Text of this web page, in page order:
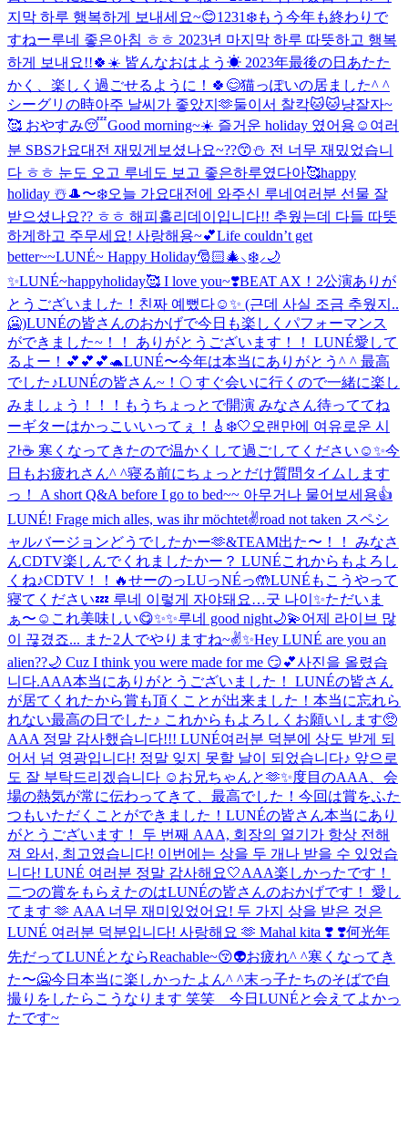
지막 하루 행복하게 보내세요~😊1231❄️もう今年も終わりで
すねー루네 좋은아침 ㅎㅎ 2023년 마지막 하루 따뜻하고 행복
하게 보내요!!🍀☀️ 皆んなおはよう☀ 2023年最後の日あたた
かく、楽しく過ごせるように！🍀😊猫っぽいの居ました^ ^
シーグリの時아주 날씨가 좋았지🫶둘이서 찰칵🐱🐱냥잘자~
🥰 おやすみ😴Good morning~☀️ 즐거운 holiday 였어용☺️ 여러
분 SBS가요대전 재밌게보셨나요~??😙⛄️ 전 너무 재밌었습니
다 ㅎㅎ 눈도 오고 루네도 보고 좋은하루였다아🥰happy
holiday ☃️🎩〜❄️오늘 가요대전에 와주신 루네여러분 선물 잘
받으셨나요?? ㅎㅎ 해피홀리데이입니다!! 추웠는데 다들 따뜻
하게하고 주무세요! 사랑해용~💕Life couldn’t get
better~~LUNÉ~ Happy Holiday🎅🏻🎄⸜❄️⸝🌙
✨LUNÉ~happyholiday🥰 I love you~❣️BEAT AX！2公演ありが
とうございました！ 친짜 예뻤다☺️✨ (근데 사실 조금 추웠지..
🥶)LUNÉの皆さんのおかげで今日も楽しくパフォーマンス
ができました~！！ ありがとうございます！！ LUNÉ愛して
るよー！💕💕💕🐢LUNÉ〜今年は本当にありがとう^ ^ 最高
でした♪LUNÉの皆さん~！🌕 すぐ会いに行くので一緒に楽し
みましょう！！！ もうちょっとで開演 みなさん待っててね
ーギターはかっこいいってぇ！🎸 ❄️🤍 오랜만에 여유로운 시
간☕️ 寒くなってきたので温かくして過ごしてください☺️✨今
日もお疲れさん^ ^寝る前にちょっとだけ質問タイムします
っ！ A short Q&A before I go to bed~~ 아무거나 물어보세용👍
LUNÉ! Frage mich alles, was ihr möchtet✌️road not taken スペシ
ャルバージョンどうでしたかー🫶&TEAM出た〜！！ みなさ
んCDTV楽しんでくれましたかー？ LUNÉこれからもよろし
くね♪CDTV！！🔥せーのっLUっNÉっ🤲LUNÉもこうやって
寝てください💤 루네 이렇게 자야돼요…굿 나이✨ただいま
ぁ〜☺️ これ美味しい😋✨✨루네 good night🌙💫어제 라이브 많
이 끊겼죠... また2人でやりますね~✌️✨Hey LUNÉ are you an
alien??🌙 Cuz I think you were made for me 😏💕사진을 올렸습
니다.AAA本当にありがとうございました！ LUNÉの皆さん
が居てくれたから賞も頂くことが出来ました！本当に忘れら
れない最高の日でした♪ これからもよろしくお願いします🥺
AAA 정말 감사했습니다!!! LUNÉ여러분 덕분에 상도 받게 되
어서 넘 영광입니다! 정말 잊지 못할 날이 되었습니다♪ 앞으로
도 잘 부탁드리겠습니다 ☺️ お兄ちゃんと🫶✨度目のAAA、会
場の熱気が常に伝わってきて、最高でした！今回は賞をふた
つもいただくことができました！LUNÉの皆さん本当にあり
がとうございます！ 두 번째 AAA, 회장의 열기가 항상 전해
져 와서, 최고였습니다! 이번에는 상을 두 개나 받을 수 있었습
니다! LUNÉ 여러분 정말 감사해요🤍AAA楽しかったです！
二つの賞をもらえたのはLUNÉの皆さんのおかげです！ 愛し
てます 🫶 AAA 너무 재미있었어요! 두 가지 상을 받은 것은
LUNÉ 여러분 덕분입니다! 사랑해요 🫶 Mahal kita ❣️ ❣️何光年
先だってLUNÉとならReachable~😚👽お疲れ^ ^寒くなってき
た〜🥶今日本当に楽しかったよん^ ^末っ子たちのそばで自
撮りをしたらこうなります 笑笑 今日LUNÉと会えてよかっ
たです~